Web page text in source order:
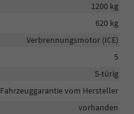
1200 kg
620 kg
Verbrennungsmotor (ICE)
5
5-türig
Fahrzeuggarantie vom Hersteller
vorhanden